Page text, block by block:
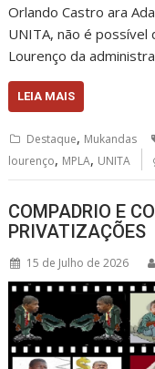
Orlando Castro ara
UNITA, não é possível
Lourenço da
LEIA MAIS
Destaque, Mukandas
lourenço, MPLA, UNITA
COMPADRIO E
PRIVATIZAÇÕES
15 de Julho de 2026